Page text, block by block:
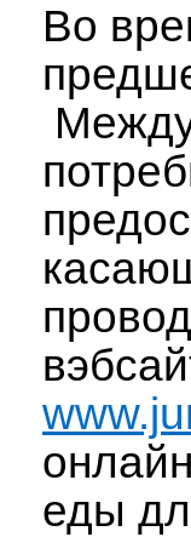
Во
еды